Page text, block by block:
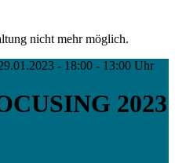
nicht mehr möglich.
- 18:00 - 13:00 Uhr
2023